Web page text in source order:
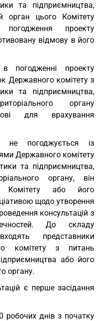
та підприємництва,
орган цього Комітету
проекту
відмову в його
погодженні проекту
Державного комітету з
та підприємництва,
органу
для врахування
погоджується із
Державного комітету
та підприємництва,
органу, він
Комітету або його
щодо утворення
консультацій з
До складу
представники
комітету з питань
або його
органу.
є перше засідання
робочих днів з початку